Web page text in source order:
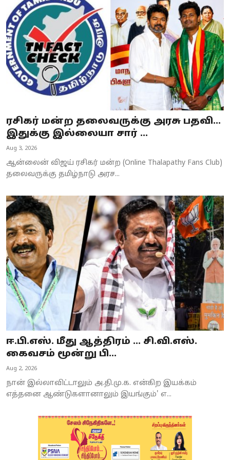
Business
Crime
Tamilnadu
National
Astrology
Spirituality
Weather
Politics
ரசிகர் மன்ற தலைவருக்கு அரசு பதவி…
இதுக்கு இல்லையா சார் ...
Aug 3, 2026
ஆன்லைன் விஜய் ரசிகர் மன்ற (Online Thalapathy Fans Club)
தலைவருக்கு தமிழ்நாடு அரச...
ஈ.பி.எஸ். மீது ஆத்திரம் ... சி.வி.எஸ்.
கைவசம் மூன்று பி...
Aug 2, 2026
நான் இல்லாவிட்டாலும் அ.தி.மு.க. என்கிற இயக்கம்
எத்தனை ஆண்டுகளானாலும் இயங்கும்' எ...